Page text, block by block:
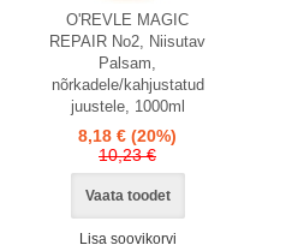
O'REVLE MAGIC
REPAIR No2, Niisutav
Palsam,
nõrkadele/kahjustatud
juustele, 1000ml
8,18 € (20%)
10,23 €
Vaata toodet
Lisa soovikorvi